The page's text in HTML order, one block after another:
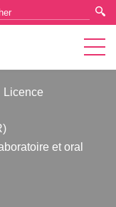
Licence
et oral